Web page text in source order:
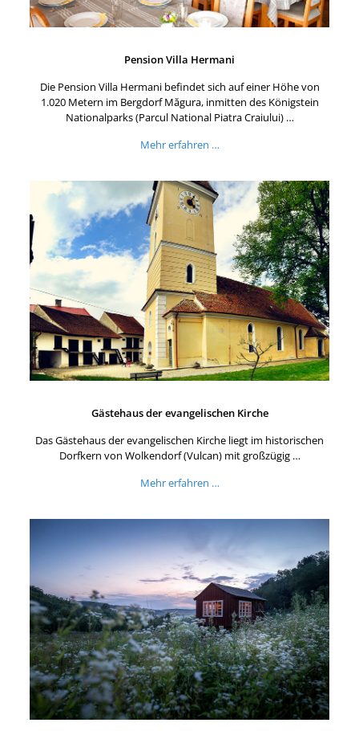
Pension Villa Hermani
Die Pension Villa Hermani befindet sich auf einer Höhe von
1.020 Metern im Bergdorf Măgura, inmitten des Königstein
Nationalparks (Parcul National Piatra Craiului) …
Mehr erfahren …
Gästehaus der evangelischen Kirche
Das Gästehaus der evangelischen Kirche liegt im historischen
Dorfkern von Wolkendorf (Vulcan) mit großzügig …
Mehr erfahren …